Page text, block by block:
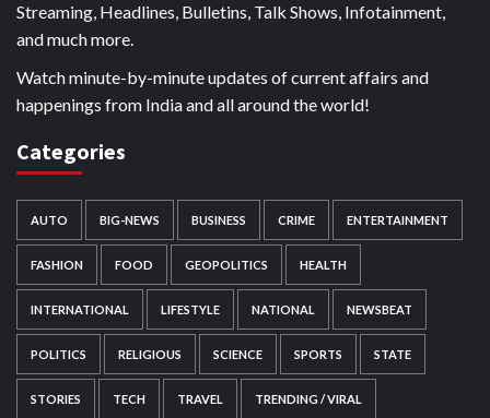
Streaming, Headlines, Bulletins, Talk Shows, Infotainment,
and much more.
Watch minute-by-minute updates of current affairs and
happenings from India and all around the world!
Categories
AUTO BIG-NEWS BUSINESS CRIME ENTERTAINMENT
FASHION FOOD GEOPOLITICS HEALTH
INTERNATIONAL LIFESTYLE NATIONAL NEWSBEAT
POLITICS RELIGIOUS SCIENCE SPORTS STATE
STORIES TECH TRAVEL TRENDING / VIRAL